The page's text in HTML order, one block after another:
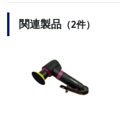
関連製品 （2件）